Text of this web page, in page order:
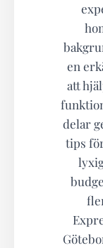
en
att
delar
tips